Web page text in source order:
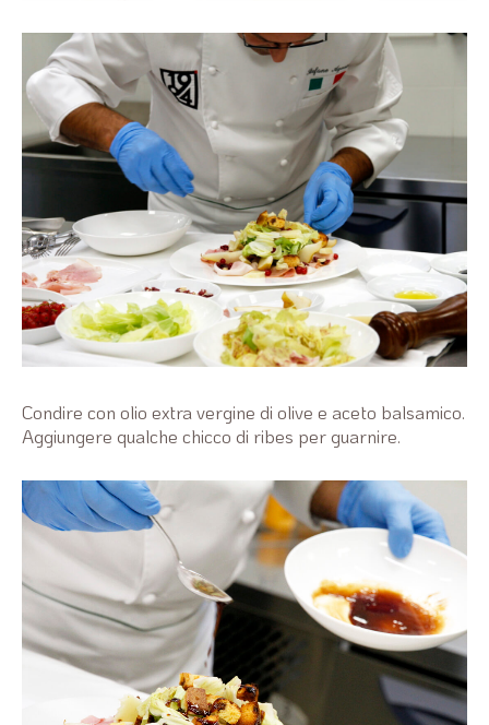
Condire con olio extra vergine di olive e aceto balsamico.
Aggiungere qualche chicco di ribes per guarnire.